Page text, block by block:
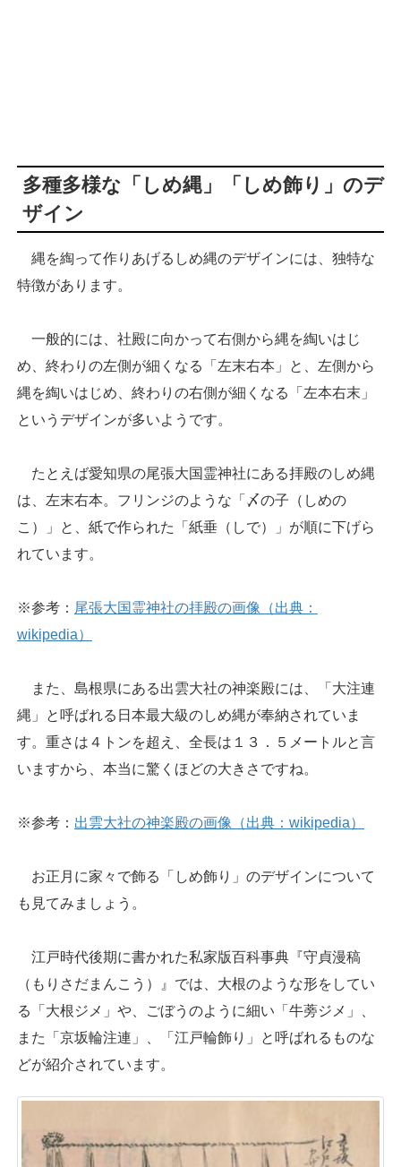
多種多様な「しめ縄」「しめ飾り」のデ
ザイン
縄を綯って作りあげるしめ縄のデザインには、独特な
特徴があります。
一般的には、社殿に向かって右側から縄を綯いはじ
め、終わりの左側が細くなる「左末右本」と、左側から
縄を綯いはじめ、終わりの右側が細くなる「左本右末」
というデザインが多いようです。
たとえば愛知県の尾張大国霊神社にある拝殿のしめ縄
は、左末右本。フリンジのような「〆の子（しめの
こ）」と、紙で作られた「紙垂（しで）」が順に下げら
れています。
※参考： 尾張大国霊神社の拝殿の画像（出典：
wikipedia）
また、島根県にある出雲大社の神楽殿には、「大注連
縄」と呼ばれる日本最大級のしめ縄が奉納されていま
す。重さは４トンを超え、全長は１３．５メートルと言
いますから、本当に驚くほどの大きさですね。
※参考： 出雲大社の神楽殿の画像（出典：wikipedia）
お正月に家々で飾る「しめ飾り」のデザインについて
も見てみましょう。
江戸時代後期に書かれた私家版百科事典『守貞漫稿
（もりさだまんこう）』では、大根のような形をしてい
る「大根ジメ」や、ごぼうのように細い「牛蒡ジメ」、
また「京坂輪注連」、「江戸輪飾り」と呼ばれるものな
どが紹介されています。